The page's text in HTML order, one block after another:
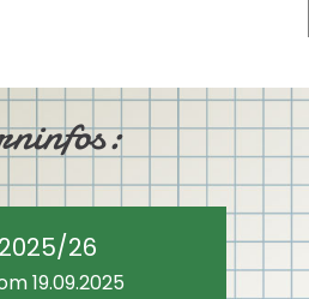
26
19.09.2025